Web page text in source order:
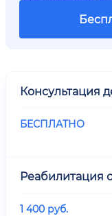
Консультация
БЕСПЛАТНО
Реабилитация
1 400 руб.